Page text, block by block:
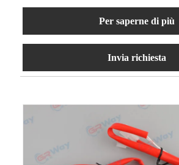
Per saperne di più
Invia richiesta